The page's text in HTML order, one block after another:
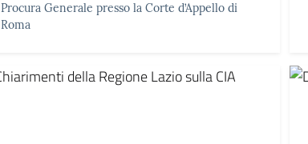
Procura Generale presso la Corte d’Appello di
Roma